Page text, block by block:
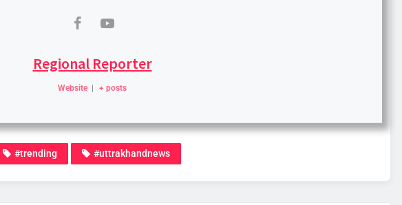
Regional Reporter
Website + posts
#trending #uttrakhandnews